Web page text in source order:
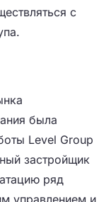
с
была
Level Group
застройщик
ряд
управлением и